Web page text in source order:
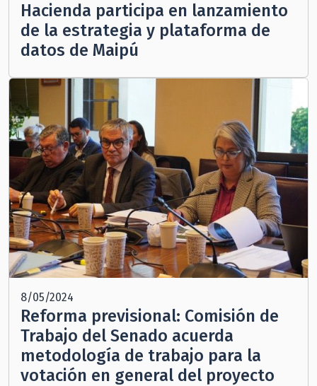
Hacienda participa en lanzamiento
de la estrategia y plataforma de
datos de Maipú
8/05/2024
Reforma previsional: Comisión de
Trabajo del Senado acuerda
metodología de trabajo para la
votación en general del proyecto